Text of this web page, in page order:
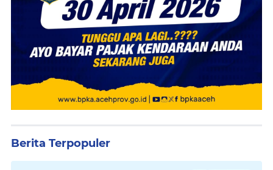
Berita Terpopuler